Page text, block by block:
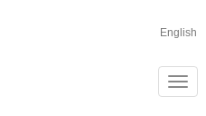
English